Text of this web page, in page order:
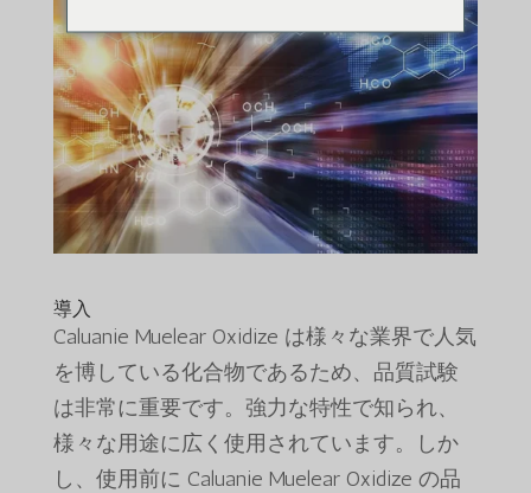
導入
Caluanie Muelear Oxidize は様々な業界で人気
を博している化合物であるため、品質試験
は非常に重要です。強力な特性で知られ、
様々な用途に広く使用されています。しか
し、使用前に Caluanie Muelear Oxidize の品